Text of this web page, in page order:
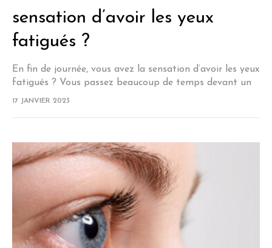
sensation d’avoir les yeux
fatigués ?
En fin de journée, vous avez la sensation d’avoir les yeux
fatigués ? Vous passez beaucoup de temps devant un
écran pour votre travail ? Une fois arrivé chez vous,…
17 JANVIER 2023